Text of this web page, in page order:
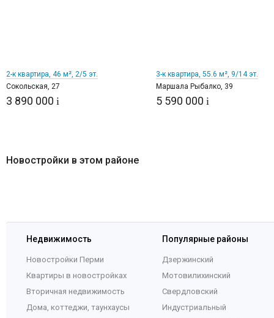
2-к квартира, 46 м², 2/5 эт.
Сокольская, 27
3 890 000 i
3-к квартира, 55.6 м², 9/14 эт.
Маршала Рыбалко, 39
5 590 000 i
Новостройки в этом районе
Недвижимость
Новостройки Перми
Квартиры в новостройках
Вторичная недвижимость
Дома, коттеджи, таунхаусы
Популярные районы
Дзержинский
Мотовилихинский
Свердловский
Индустриальный